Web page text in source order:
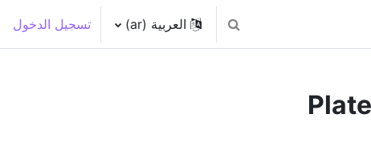
تبديل إدخال البحث
العربية ‎(ar)‎ تسجيل الدخول